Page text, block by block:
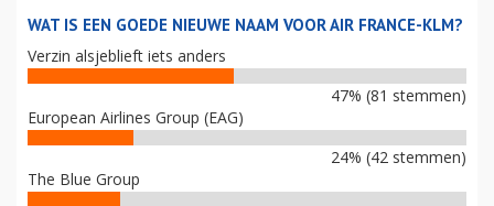
WAT IS EEN GOEDE NIEUWE NAAM VOOR AIR FRANCE-KLM?
Verzin alsjeblieft iets anders
47% (81 stemmen)
European Airlines Group (EAG)
24% (42 stemmen)
The Blue Group